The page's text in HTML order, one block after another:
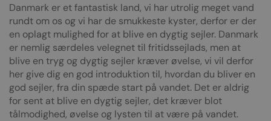
Danmark er et fantastisk land, vi har utrolig meget vand
rundt om os og vi har de smukkeste kyster, derfor er der
en oplagt mulighed for at blive en dygtig sejler. Danmark
er nemlig særdeles velegnet til fritidssejlads, men at
blive en tryg og dygtig sejler kræver øvelse, vi vil derfor
her give dig en god introduktion til, hvordan du bliver en
god sejler, fra din spæde start på vandet. Det er aldrig
for sent at blive en dygtig sejler, det kræver blot
tålmodighed, øvelse og lysten til at være på vandet.